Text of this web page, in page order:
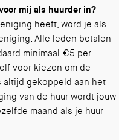
mij als huurder in?
heeft, word je als
Alle leden betalen
minimaal €5 per
voor kiezen om de
altijd gekoppeld aan het
van de huur wordt jouw
maand als je huur